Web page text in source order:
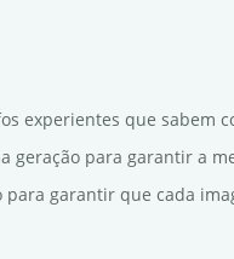
experientes que sabem
geração para garantir a
garantir que cada